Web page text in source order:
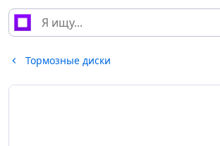
Тормозные диски